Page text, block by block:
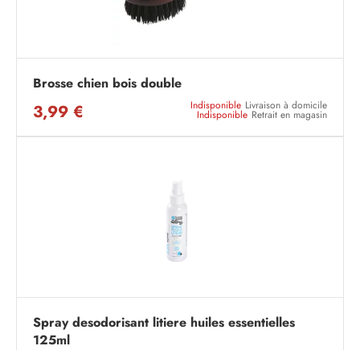
Brosse chien bois double
3,99 € Indisponible Livraison à domicile
Indisponible Retrait en magasin
Spray desodorisant litiere huiles essentielles
125ml